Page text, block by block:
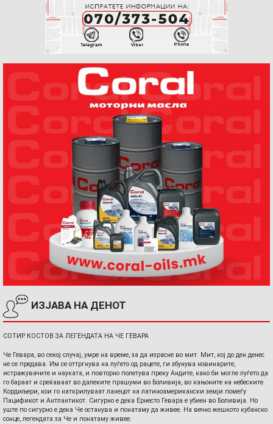
ИЗЈАВА НА ДЕНОТ
СОТИР КОСТОВ ЗА ЛЕГЕНДАТА НА ЧЕ ГЕВАРА
Че Гевара, во секој случај, умре на време, за да израсне во мит. Мит, кој до ден денес
не се предава. Им се оттргнува на луѓето од рацете, ги збунува новинарите,
истражувачите и науката, и повторно полетува преку Андите, како би могле луѓето да
го бараат и среќаваат во далеките прашуми во Боливија, во кањоните на небеските
Кордиљери, кои го наткрилуваат ланецот на латиноамерикански земји помеѓу
Пацификот и Антлантикот. Сигурно е дека Ернесто Гевара е убиен во Боливија. Но
уште по сигурно е дека Че останува и понатаму да живее. На вечно жешкото кубанско
сонце, легендата за Че и понатаму живее.